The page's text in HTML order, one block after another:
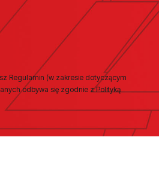
Regulamin (w zakresie dotyczącym
odbywa się zgodnie z Polityką